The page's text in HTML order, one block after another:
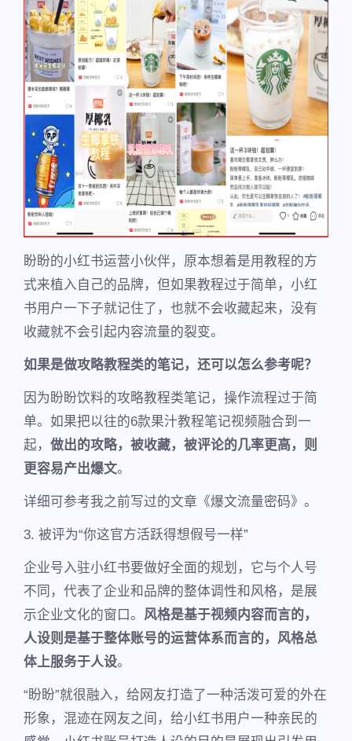
盼盼的小红书运营小伙伴，原本想着是用教程的方
式来植入自己的品牌，但如果教程过于简单，小红
书用户一下子就记住了，也就不会收藏起来，没有
收藏就不会引起内容流量的裂变。
如果是做攻略教程类的笔记， 还可以怎么参考呢？
因为盼盼饮料的攻略教程类笔记，操作流程过于简
单。如果把以往的6款果汁教程笔记视频融合到一
起， 做出的攻略，被收藏，被评论的几率更高，则
更容易产出爆文。
详细可参考我之前写过的文章《爆文流量密码》。
3. 被评为“你这官方活跃得想假号一样”
企业号入驻小红书要做好全面的规划，它与个人号
不同，代表了企业和品牌的整体调性和风格，是展
示企业文化的窗口。 风格是基于视频内容而言的，
人设则是基于整体账号的运营体系而言的，风格总
体上服务于人设。
“盼盼”就很融入，给网友打造了一种活泼可爱的外在
形象，混迹在网友之间，给小红书用户一种亲民的